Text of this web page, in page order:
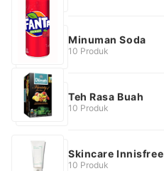
Minuman Soda
10 Produk
Teh Rasa Buah
10 Produk
Skincare Innisfree
10 Produk